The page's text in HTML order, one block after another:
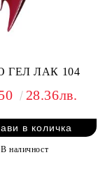
ГЕЛ ЛАК 104
28.36лв.
В наличност